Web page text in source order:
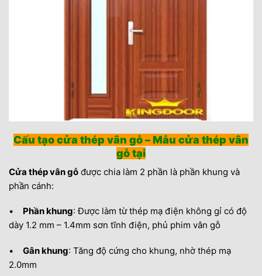
Cấu tạo cửa thép vân gỗ – Mẫu cửa thép vân
gỗ tại
Cửa thép vân gỗ được chia làm 2 phần là phần khung và
phần cánh:
• Phần khung: Được làm từ thép mạ điện không gỉ có độ
dày 1.2 mm – 1.4mm sơn tĩnh điện, phủ phim vân gỗ
• Gân khung: Tăng độ cứng cho khung, nhờ thép mạ
2.0mm